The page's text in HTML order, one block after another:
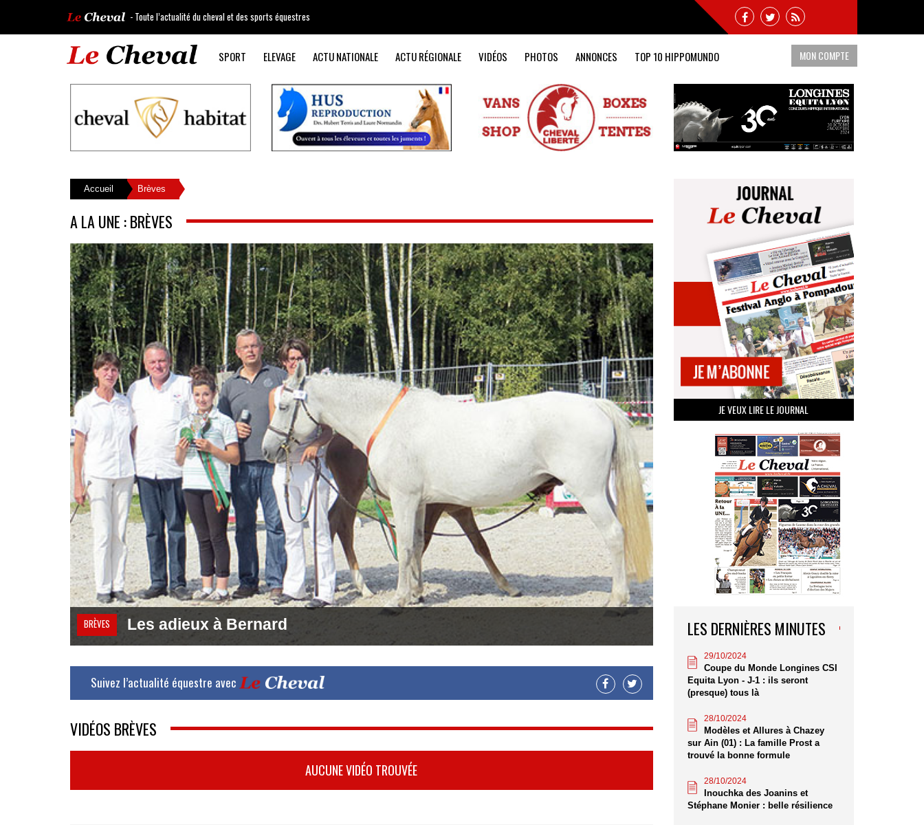
- Toute l’actualité du cheval et des sports équestres
SPORT ELEVAGE ACTU NATIONALE ACTU RÉGIONALE VIDÉOS PHOTOS ANNONCES TOP 10 HIPPOMUNDO MON COMPTE
Accueil Brèves
A LA UNE : BRÈVES
BRÈVES Les adieux à Bernard
Suivez l’actualité équestre avec
VIDÉOS BRÈVES
AUCUNE VIDÉO TROUVÉE
JE VEUX LIRE LE JOURNAL
LES DERNIÈRES MINUTES
29/10/2024
Coupe du Monde Longines CSI
Equita Lyon - J-1 : ils seront
(presque) tous là
28/10/2024
Modèles et Allures à Chazey
sur Ain (01) : La famille Prost a
trouvé la bonne formule
28/10/2024
Inouchka des Joanins et
Stéphane Monier : belle résilience